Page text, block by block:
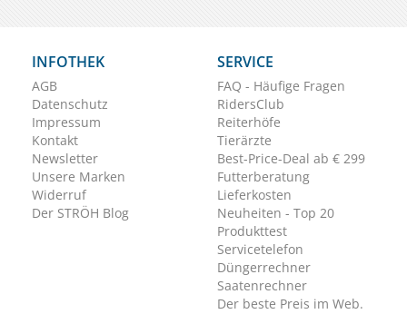
INFOTHEK
AGB
Datenschutz
Impressum
Kontakt
Newsletter
Unsere Marken
Widerruf
Der STRÖH Blog
SERVICE
FAQ - Häufige Fragen
RidersClub
Reiterhöfe
Tierärzte
Best-Price-Deal ab € 299
Futterberatung
Lieferkosten
Neuheiten - Top 20
Produkttest
Servicetelefon
Düngerrechner
Saatenrechner
Der beste Preis im Web.